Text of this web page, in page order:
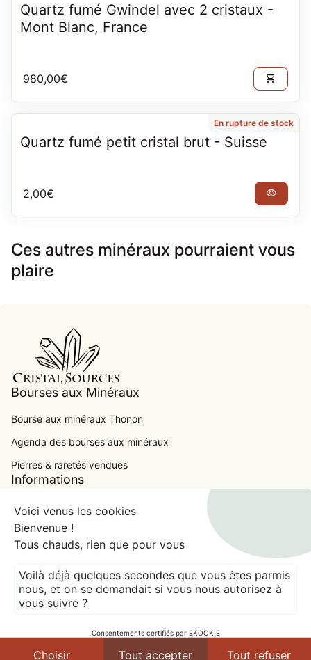
Quartz fumé Gwindel avec 2 cristaux -
Mont Blanc, France
Prix normal
980,00€ shopping_cart
En rupture de stock
Quartz fumé petit cristal brut - Suisse
Prix normal
2,00€ visibility
Ces autres minéraux pourraient vous
plaire
Bourses aux Minéraux
Bourse aux minéraux Thonon
Agenda des bourses aux minéraux
Pierres & raretés vendues
Informations
Contact
Conditions Générales de Ventes
Mentions Légales
France (EUR €)expand_more
© 2026CRISTAL SOURCES
Modes de paiement
Voici venus les cookies
Bienvenue !
Tous chauds, rien que pour vous
Voilà déjà quelques secondes que vous êtes parmis
nous, et on se demandait si vous nous autorisez à
vous suivre ?
Consentements certifiés par EKOOKIE
Choisir Tout accepter Tout refuser